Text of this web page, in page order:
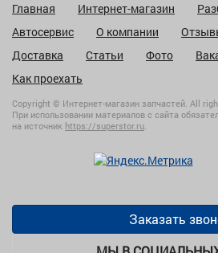
Главная Интернет-магазин
Автосервис
О компании
Доставка
Статьи Фото
Как проехать
Copyright © Интернет-магазин запчастей. All
При использовании материалов с сайта
на источник https://superstor.ru.
Заказать